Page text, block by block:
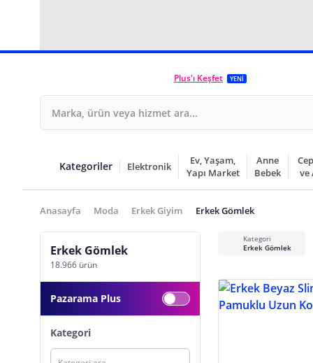
Plus'ı Keşfet YENİ
Kategoriler Elektronik
Ev, Yaşam,
Yapı Market
Anne
Bebek
ve
Anasayfa Moda Erkek Giyim Erkek Gömlek
Erkek Gömlek
18.966 ürün
Pazarama Plus
Kategori
Kategori
Erkek Gömlek